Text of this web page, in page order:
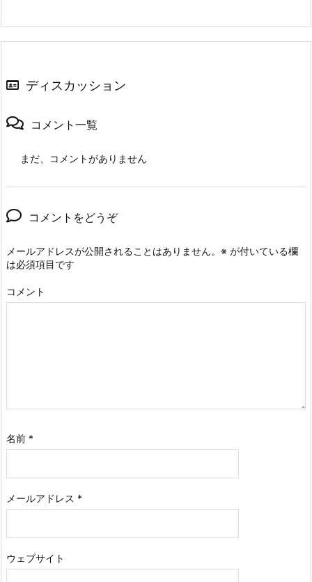
ディスカッション
コメント一覧
まだ、コメントがありません
コメントをどうぞ
メールアドレスが公開されることはありません。 ※ が付いている欄
は必須項目です
コメント
名前 *
メールアドレス *
ウェブサイト